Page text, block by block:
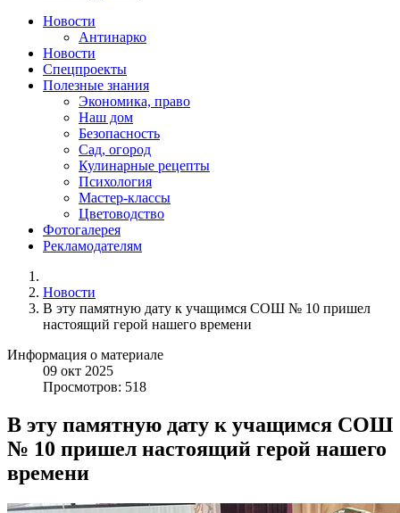
Новости
Антинарко
Новости
Спецпроекты
Полезные знания
Экономика, право
Наш дом
Безопасность
Сад, огород
Кулинарные рецепты
Психология
Мастер-классы
Цветоводство
Фотогалерея
Рекламодателям
Новости
В эту памятную дату к учащимся СОШ № 10 пришел
настоящий герой нашего времени
Информация о материале
09 окт 2025
Просмотров: 518
В эту памятную дату к учащимся СОШ
№ 10 пришел настоящий герой нашего
времени